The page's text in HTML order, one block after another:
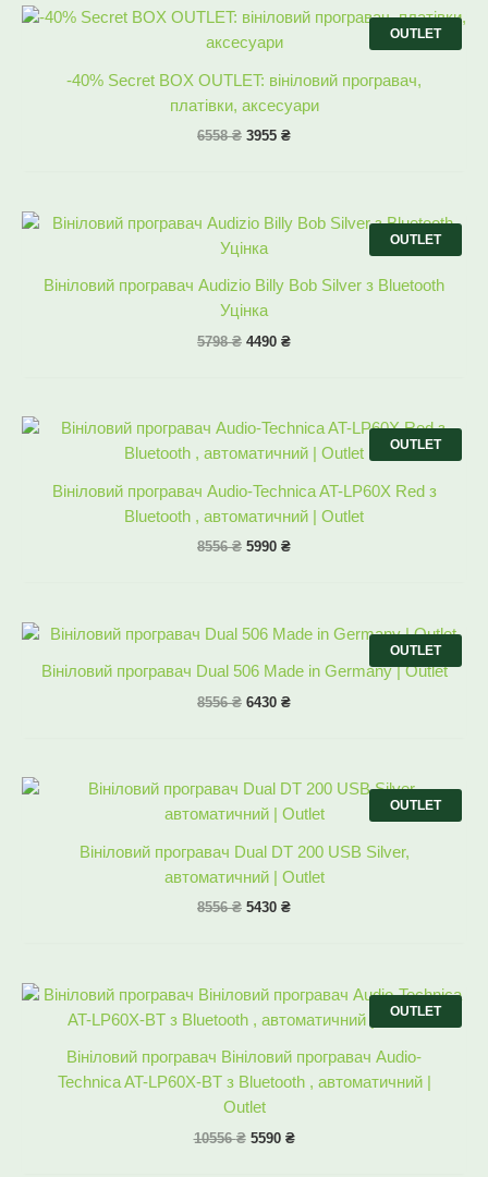
-40% Secret BOX OUTLET: вініловий програвач,
платівки, аксесуари
6558₴
Оригінальна
6558 ₴.
3955 ₴
Поточна
OUTLET
Вініловий програвач Audizio Billy Bob Silver з Bluetooth
Уцінка
5798₴
Оригінальна
5798 ₴.
4490 ₴
Поточна
OUTLET
Вініловий програвач Audio-Technica AT-LP60X Red з
Bluetooth , автоматичний | Outlet
8556₴
Оригінальна
8556 ₴.
5990 ₴
Поточна
ціна:
5990 ₴.
OUTLET
Вініловий програвач Dual 506 Made in Germany | Outlet
8556₴
Оригінальна
8556 ₴.
6430 ₴
Поточна
6430 ₴.
OUTLET
Вініловий програвач Dual DT 200 USB Silver,
автоматичний | Outlet
8556₴
Оригінальна
ціна:
8556 ₴.
5430 ₴
Поточна
ціна:
5430 ₴.
OUTLET
Вініловий програвач Вініловий програвач Audio-
Technica AT-LP60X-BT з Bluetooth , автоматичний |
Outlet
10556₴
Оригінальна
10556 ₴.
5590 ₴
Поточна
ціна:
5590 ₴.
OUTLET